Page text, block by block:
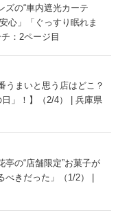
の“車内遮光カーテ
心」「ぐっすり眠れま
：2ページ目
まいと思う店はどこ？
日」！】（2/4） | 兵庫県
亭の“店舗限定”お菓子が
きだった」（1/2） |